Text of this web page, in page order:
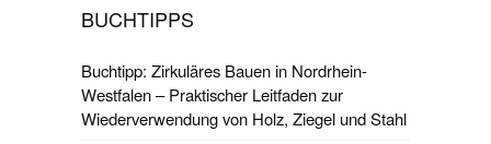
BUCHTIPPS
Buchtipp: Zirkuläres Bauen in Nordrhein-
Westfalen – Praktischer Leitfaden zur
Wiederverwendung von Holz, Ziegel und Stahl